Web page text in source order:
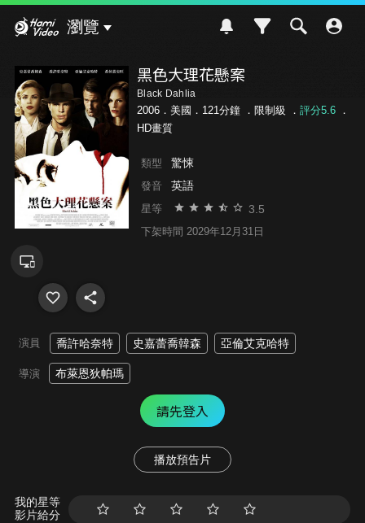
瀏覽
黑色大理花懸案
Black Dahlia
2006．美國．121分鐘 ． 限制級 ． 評分5.6．
HD畫質
類型 驚悚
發音 英語
星等 3.5
下架時間 2029年12月31日
演員 喬許哈奈特 史嘉蕾喬韓森 亞倫艾克哈特
導演 布萊恩狄帕瑪
請先登入
播放預告片
我的星等
影片給分